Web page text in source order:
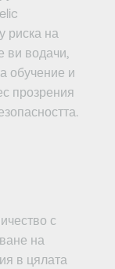
риска на
ви водачи,
обучение и
прозрения
с
на
в цялата